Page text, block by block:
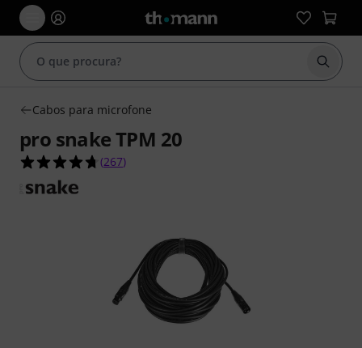
Iniciar
Cabos para microfone
pro snake TPM 20
4.7 de 5 estrelas de 267 avaliações de clientes
(267)